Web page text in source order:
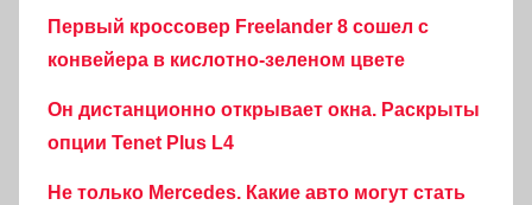
Первый кроссовер Freelander 8 сошел с
конвейера в кислотно-зеленом цвете
Он дистанционно открывает окна. Раскрыты
опции Tenet Plus L4
Не только Mercedes. Какие авто могут стать